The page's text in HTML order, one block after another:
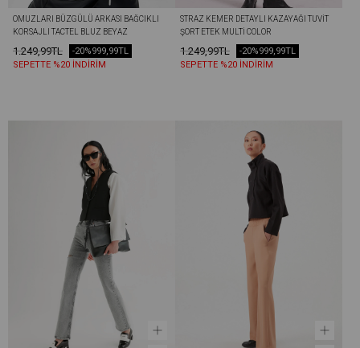
OMUZLARI BÜZGÜLÜ ARKASI BAĞCIKLI
KORSAJLI TACTEL BLUZ BEYAZ
1.249,99TL 999,99TL
-20%
SEPETTE %20 İNDİRİM
STRAZ KEMER DETAYLI KAZAYAĞI TUVIT
ŞORT ETEK MULTİ COLOR
1.249,99TL 999,99TL
-20%
SEPETTE %20 İNDİRİM